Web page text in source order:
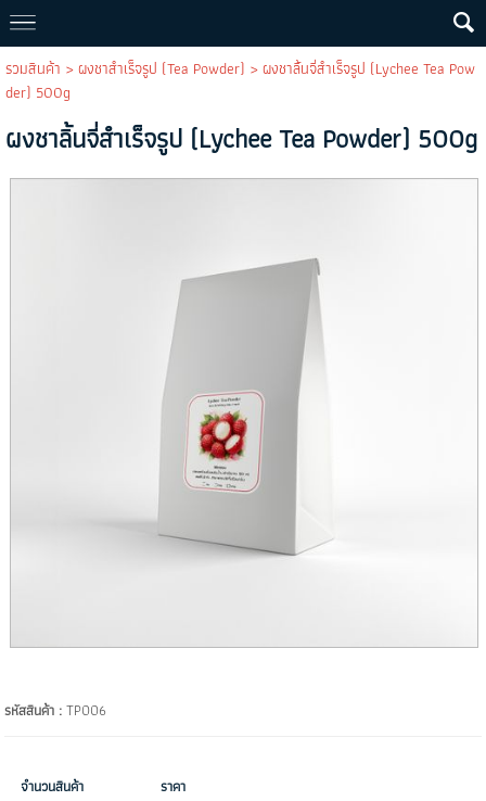
รวมสินค้า >ผงชาสำเร็จรูป (Tea Powder) > ผงชาลิ้นจี่สำเร็จรูป (Lychee Tea Pow
der) 500g
ผงชาลิ้นจี่สำเร็จรูป (Lychee Tea Powder) 500g
รหัสสินค้า :TP006
จำนวนสินค้า ราคา